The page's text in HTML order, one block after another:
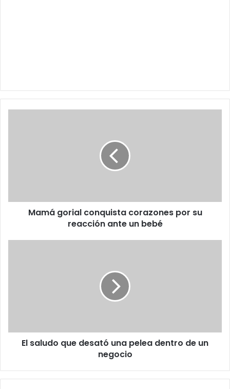
un
Mamá gorial conquista corazones por su
reacción ante un bebé
un
negocioEl saludo que desató una pelea dentro de un
negocio